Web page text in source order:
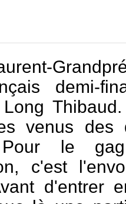
demi-
Long
venus
Pour le
c'est
d'entrer